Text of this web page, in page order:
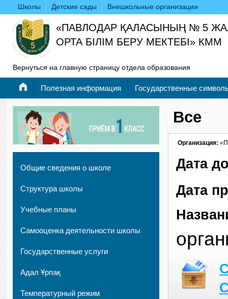
Школы Детские сады Внешкольные организации
«ПАВЛОДАР ҚАЛАСЫНЫҢ № 5
ОРТА БІЛІМ БЕРУ МЕКТЕБІ» КММ
Вернуться на главную страницу отдела образования
Полезная информация Государственные
Общие сведения о школе
Структура школы
Учебные планы
Самооценка деятельности школы
Государственные услуги
Адал Ұрпақ
Температурный режим
Все
Организация:
Дата
Дата